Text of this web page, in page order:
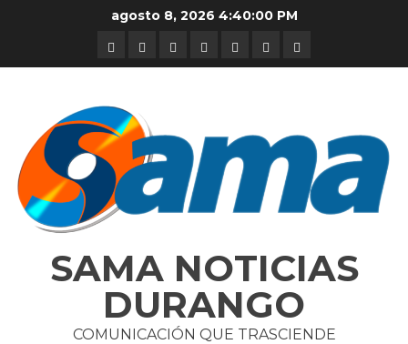
agosto 8, 20264:40:01 PM
DURANGO
NACIONAL
INTERNACIONAL
DEPORTES
ENTRETENIMIENTO
CIENCIA
Y
OPINION
SAMA NOTICIAS
DURANGO
COMUNICACIÓN QUE TRASCIENDE